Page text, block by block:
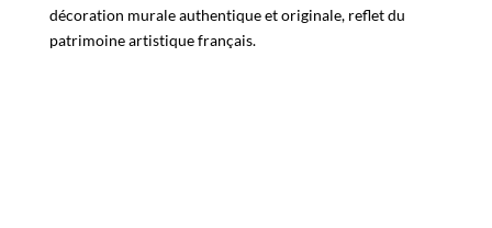
décoration murale authentique et originale, reflet du
patrimoine artistique français.